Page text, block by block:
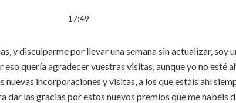
17:49
y disculparme por llevar una semana sin actualizar, soy
quería agradecer vuestras visitas, aunque yo no esté
nuevas incorporaciones y visitas, a los que estáis ahí
dar las gracias por estos nuevos premios que me habéis